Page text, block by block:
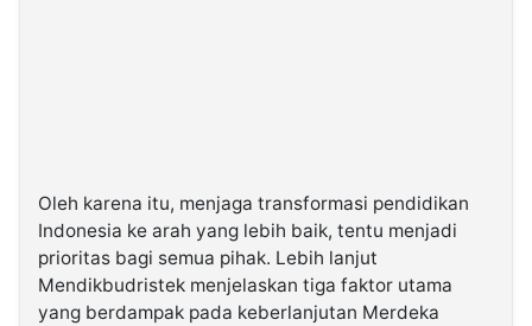
Oleh karena itu, menjaga transformasi pendidikan
Indonesia ke arah yang lebih baik, tentu menjadi
prioritas bagi semua pihak. Lebih lanjut
Mendikbudristek menjelaskan tiga faktor utama
yang berdampak pada keberlanjutan Merdeka